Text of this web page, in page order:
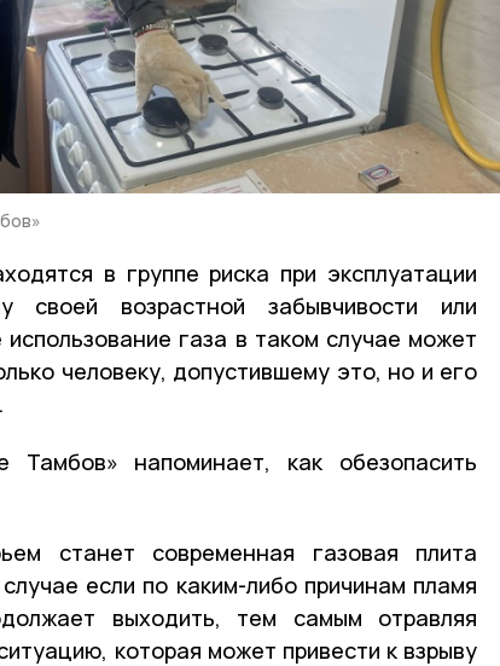
в группе риска при эксплуатации
своей возрастной забывчивости или
газа в таком случае может
человеку, допустившему это, но и его
Тамбов» напоминает, как обезопасить
станет современная газовая плита
если по каким-либо причинам пламя
выходить, тем самым отравляя
которая может привести к взрыву